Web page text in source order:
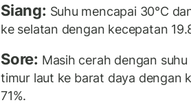
Siang: Suhu mencapai 30°C
ke selatan dengan kecepatan
Sore: Masih cerah dengan
timur laut ke barat daya dengan
71%.